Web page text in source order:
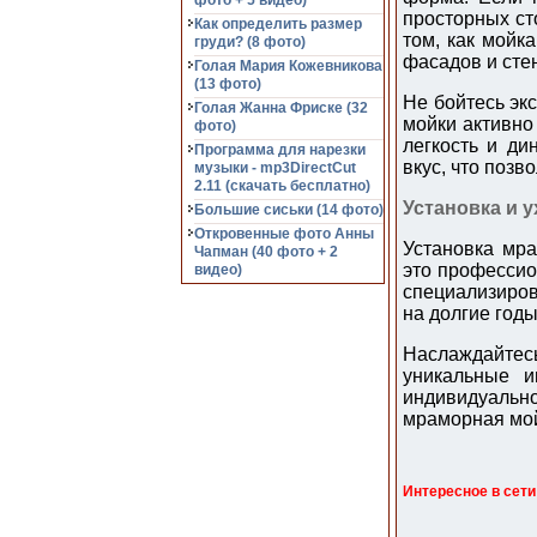
Как определить размер
груди? (8 фото)
Голая Мария Кожевникова
(13 фото)
Голая Жанна Фриске (32
фото)
Программа для нарезки
музыки - mp3DirectCut
2.11 (cкачать бесплатно)
Большие сиськи (14 фото)
Откровенные фото Анны
Чапман (40 фото + 2
видео)
просторных
том, как
фасадов и
Не бойтесь
мойки
легкость и
вкус, что
Установка и
Установка
это
на долгие
уникальные
мраморная
Интересное в